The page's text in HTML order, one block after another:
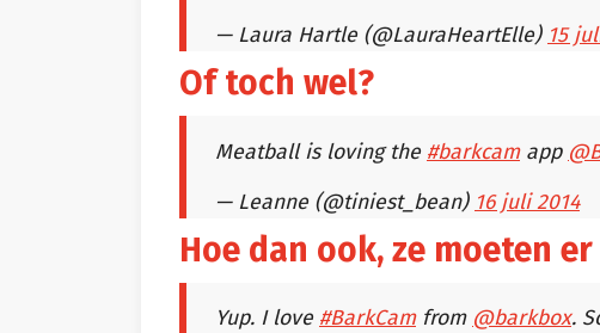
— Laura Hartle (@LauraHeartElle) 15
Of toch wel?
Meatball is loving the #barkcamapp
— Leanne (@tiniest_bean) 16 juli 2014
Hoe dan ook, ze moeten
Yup. I love #BarkCamfrom @barkbox.